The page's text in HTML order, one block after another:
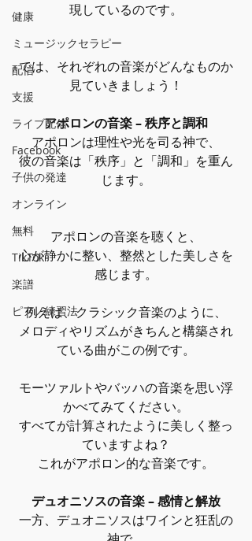
健康
ミュージックセラピー
配信
支援
ライブ配信
Facebook
子供の発達
オンライン
無料
TikTok
楽譜
ピアノ練習法
現しているのです。
では、それぞれの音楽がどんなものか
見ていきましょう！
アポロンの音楽 – 秩序と調和
アポロンは理性や光を司る神で、
彼の音楽は「秩序」と「調和」を重ん
じます。
アポロンの音楽を聴くと、
心が静かに整い、整然とした美しさを
感じます。
例えば、クラシック音楽のように、
メロディやリズムがきちんと構築され
ている曲がこの例です。
モーツァルトやバッハの音楽を思い浮
かべてみてください。
すべてが計算されたように美しく整っ
ていますよね？
これがアポロン的な音楽です。
デュオニソスの音楽 – 感情と解放
一方、デュオニソスはワインと狂乱の